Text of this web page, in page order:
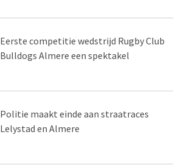
Eerste competitie wedstrijd Rugby Club
Bulldogs Almere een spektakel
Politie maakt einde aan straatraces
Lelystad en Almere